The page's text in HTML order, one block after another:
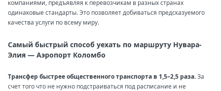
компаниями, предъявляя к перевозчикам в разных странах
одинаковые стандарты. Это позволяет добиваться предсказуемого
качества услуги по всему миру.
Самый быстрый способ уехать по маршруту Нувара-
Элия — Аэропорт Коломбо
Трансфер быстрее общественного транспорта в 1,5–2,5 раза.За
счет того что не нужно подстраиваться под расписание и не